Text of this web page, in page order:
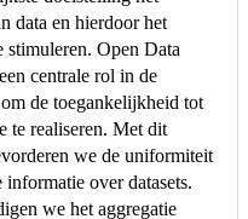
data en hierdoor het
stimuleren. Open Data
centrale rol in de
de toegankelijkheid tot
te realiseren. Met dit
we de uniformiteit
informatie over datasets.
we het aggregatie